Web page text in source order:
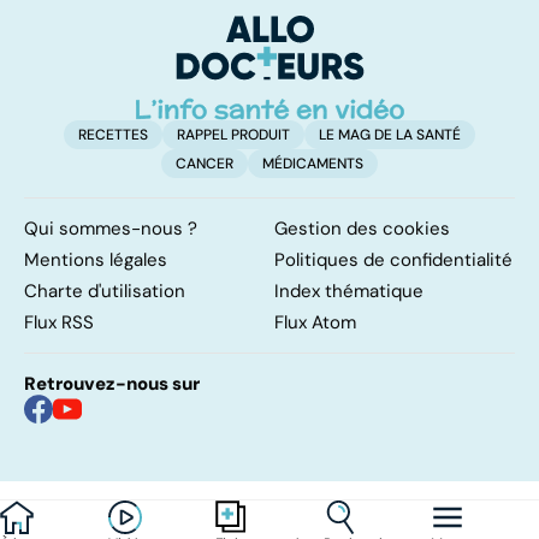
d'angine ?
RECETTES RAPPEL PRODUIT
LE MAG DE LA SANTÉ
CANCER
MÉDICAMENTS
Qui sommes-nous ?
Gestion des cookies
Mentions légales
Politiques de confidentialité
Charte d'utilisation
Index thématique
Flux RSS
Flux Atom
Retrouvez-nous sur